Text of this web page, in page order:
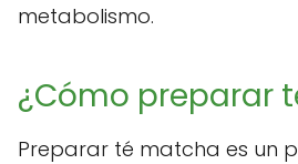
metabolismo.
¿Cómo preparar
Preparar té matcha es un